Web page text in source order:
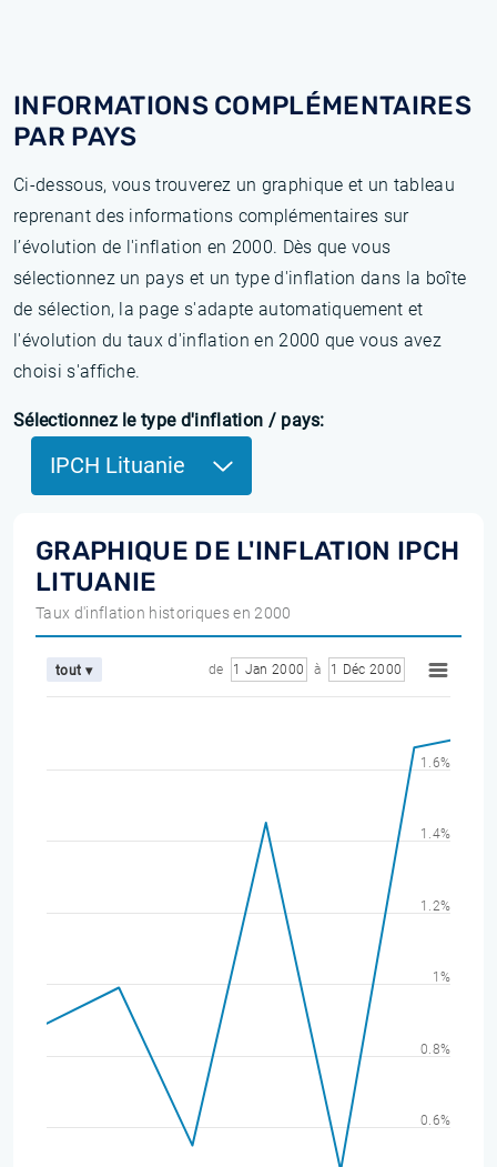
INFORMATIONS COMPLÉMENTAIRES
PAR PAYS
Ci-dessous, vous trouverez un graphique et un tableau
reprenant des informations complémentaires sur
l’évolution de l'inflation en 2000. Dès que vous
sélectionnez un pays et un type d'inflation dans la boîte
de sélection, la page s'adapte automatiquement et
l'évolution du taux d'inflation en 2000 que vous avez
choisi s'affiche.
Sélectionnez le type d'inflation / pays:
IPCH Lituanie
GRAPHIQUE DE L'INFLATION IPCH
LITUANIE
Taux d'inflation historiques en 2000
tout ▾ de 1 Jan 2000 à 1 Déc 2000
0.6%
0.8%
1%
1.2%
1.4%
1.6%